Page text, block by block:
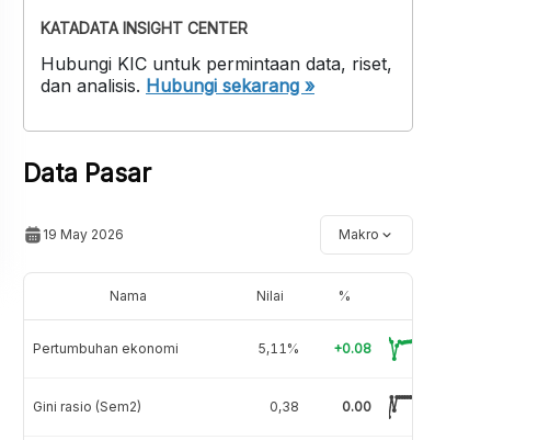
KATADATA INSIGHT CENTER
Hubungi KIC untuk permintaan data, riset,
dan analisis. Hubungi sekarang »
Data Pasar
19 May 2026 Makro
Nama Nilai %
Pertumbuhan ekonomi 5,11% +0.08
Gini rasio (Sem2) 0,38 0.00